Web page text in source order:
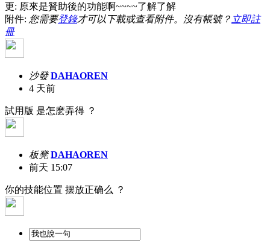
更: 原來是贊助後的功能啊~~~~了解了解
附件: 您需要登錄才可以下載或查看附件。沒有帳號？ 立即註
冊
沙發 DAHAOREN
4 天前
試用版 是怎麽弄得 ？
板凳 DAHAOREN
前天 15:07
你的技能位置 摆放正确么 ？